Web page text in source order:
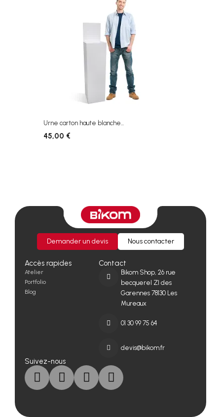
Urne carton haute blanche...
45,00 €
Demander un devis Nous contacter
Accès rapides
Atelier
Portfolio
Blog
Contact
Bikom Shop, 26 rue
becquerel ZI des
Garennes 78130 Les
Mureaux
01 30 99 75 64
devis@bikom.fr
Suivez-nous